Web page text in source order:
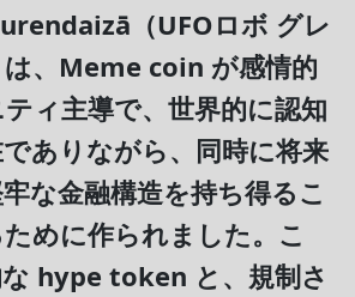
（UFOロボ グレ
は、Meme coin が感情的
ィ主導で、世界的に認知
ありながら、同時に将来
な金融構造を持ち得るこ
めに作られました。こ
hype token と、規制さ